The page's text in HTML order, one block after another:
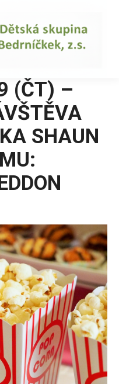
(ČT) –
SHAUN